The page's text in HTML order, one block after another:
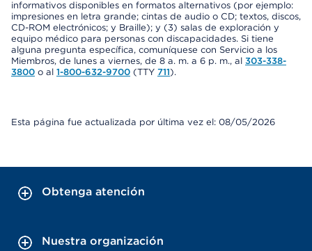
informativos disponibles en formatos alternativos (por ejemplo:
impresiones en letra grande; cintas de audio o CD; textos, discos,
CD-ROM electrónicos; y Braille); y (3) salas de exploración y
equipo médico para personas con discapacidades. Si tiene
alguna pregunta específica, comuníquese con Servicio a los
Miembros, de lunes a viernes, de 8 a. m. a 6 p. m., al 303-338-
3800 o al 1-800-632-9700 (TTY 711).
Esta página fue actualizada por última vez el: 08/05/2026
Obtenga atención
Nuestra organización